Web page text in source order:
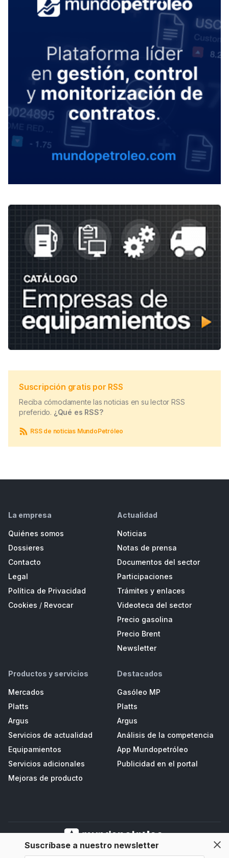
Suscripción gratis por RSS
Reciba cómodamente las noticias en su lector RSS
preferido. ¿Qué es RSS?
RSS de noticias MundoPetróleo
Suscríbase a nuestro newsletter
La empresa
Quiénes somos
Dossieres
Contacto
Legal
Política de Privacidad
Cookies / Revocar
Actualidad
Noticias
Notas de prensa
Documentos del sector
Participaciones
Trámites y enlaces
Videoteca del sector
Precio gasolina
Precio Brent
Newsletter
Productos y servicios
Mercados
Platts
Argus
Servicios de actualidad
Equipamientos
Servicios adicionales
Mejoras de producto
Destacados
Gasóleo MP
Platts
Argus
Análisis de la competencia
App Mundopetróleo
Publicidad en el portal
Mundopetroleo Petrored, S.L. Polígono de Salcedo II, Parc. D3 - Navia